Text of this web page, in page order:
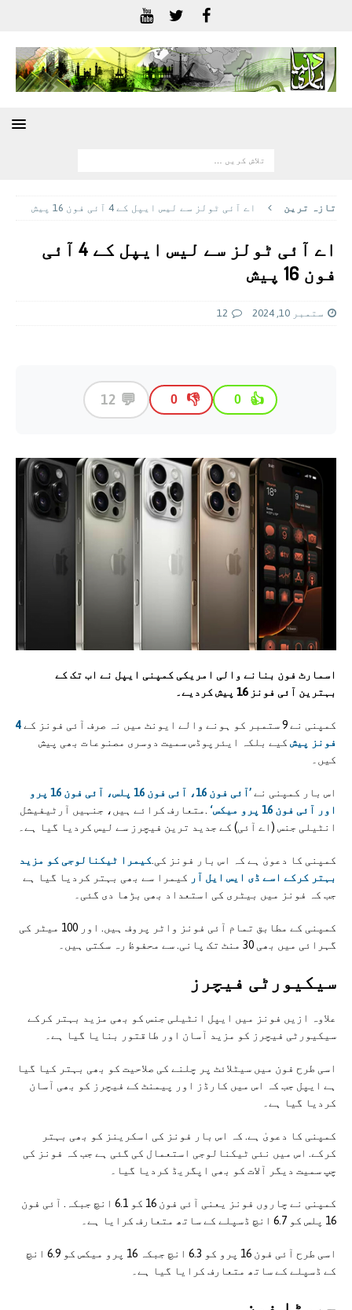
تازہ ترين اے آئی ٹولز سے لیس ایپل کے 4 آئی فون 16 پیش
اے آئی ٹولز سے لیس ایپل کے 4 آئی
فون 16 پیش
ستمبر 10, 2024 12
👍
0
👎
0
💬
12
اسمارٹ فون بنانے والی امریکی کمپنی ایپل نے اب تک کے
بہترین آئی فونز 16 پیش کردیے۔
کمپنی نے 9 ستمبر کو ہونے والے ایونٹ میں نہ صرف آئی فونز کے
4
فونز پیش کیے بلکہ ایئرپوڈس سمیت دوسری مصنوعات بھی پیش
کیں۔
اس بار کمپنی نے
’آئی فون 16، آئی فون 16 پلس، آئی فون 16 پرو
اور آئی فون 16 پرو میکس‘
.متعارف کرائے ہیں، جنہیں آرٹیفیشل
انٹیلی جنس (اے آئی) کے جدید ترین فیچرز سے لیس کردیا گیا ہے۔
کمپنی کا دعویٰ ہے کہ اس بار فونز کی. کیمرا ٹیکنالوجی کو مزید
بہتر کرکے اسے ڈی ایس ایل آر کیمرا سے بھی بہتر کردیا گیا ہے
جب کہ فونز میں بیٹری کی استعداد بھی بڑھا دی گئی۔
کمپنی کے مطابق تمام آئی فونز واٹر پروف ہیں. اور 100 میٹر کی
گہرائی میں بھی 30 منٹ تک پانی. سے محفوظ رہ سکتی ہیں۔
سیکیورٹی فیچرز
علاوہ ازیں فونز میں ایپل انٹیلی جنس کو بھی مزید بہتر کرکے
سیکیورٹی فیچرز کو مزید آسان اور طاقتور بنایا گیا ہے۔
اسی طرح فون میں سیٹلائٹ پر چلنے کی صلاحیت کو بھی بہتر کیا گیا
ہے ایپل جب کہ اس میں کارڈز اور پیمنٹ کے فیچرز کو بھی آسان
کردیا گیا ہے۔
کمپنی کا دعویٰ ہے. کہ اس بار فونز کی اسکرینز کو بھی بہتر
کرکے. اس میں نئی ٹیکنالوجی استعمال کی گئی ہے جب کہ فونز کی
چپ سمیت دیگر آلات کو بھی اپگریڈ کردیا گیا۔
کمپنی نے چاروں فونز یعنی آئی فون 16 کو 6.1 انچ جبکہ. آئی فون
16 پلس کو 6.7 انچ ڈسپلے کے ساتھ متعارف کرایا ہے۔
اسی طرح آئی فون 16 پرو کو 6.3 انچ جبکہ 16 پرو میکس کو 6.9 انچ
کے ڈسپلے کے ساتھ متعارف کرایا گیا ہے۔